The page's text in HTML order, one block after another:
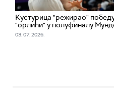
Кустурица "режирао"
"орлићи" у полуфиналу
03. 07. 2026.